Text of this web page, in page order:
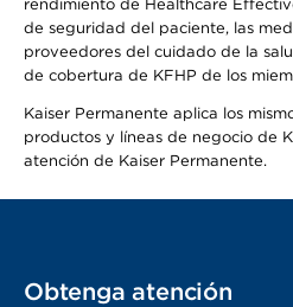
rendimiento de Healthcare
de seguridad del paciente, las
proveedores del cuidado de la
de cobertura de KFHP de los
Kaiser Permanente aplica los
productos y líneas de negocio de
atención de Kaiser Permanente.
Obtenga atención